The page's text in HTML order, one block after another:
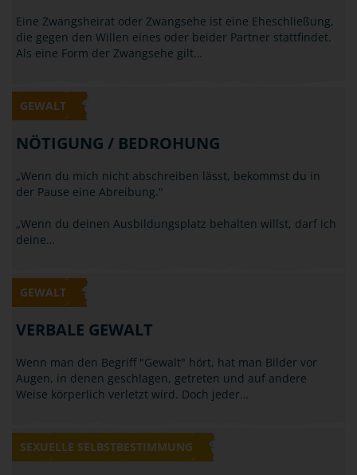
Eine Zwangsheirat oder Zwangsehe ist eine Eheschließung,
die gegen den Willen eines oder beider Partner stattfindet.
Als eine Form der Zwangsehe gilt…
GEWALT
NÖTIGUNG / BEDROHUNG
„Wenn du mich nicht abschreiben lässt, bekommst du in
der Pause eine Abreibung."
„Wenn du deinen Ausbildungsplatz behalten willst, darf ich
deine…
GEWALT
VERBALE GEWALT
Wenn man den Begriff "Gewalt" hört, hat man Bilder vor
Augen, in denen geschlagen, getreten und auf andere
Weise körperlich verletzt wird. Doch jeder…
SEXUELLE SELBSTBESTIMMUNG